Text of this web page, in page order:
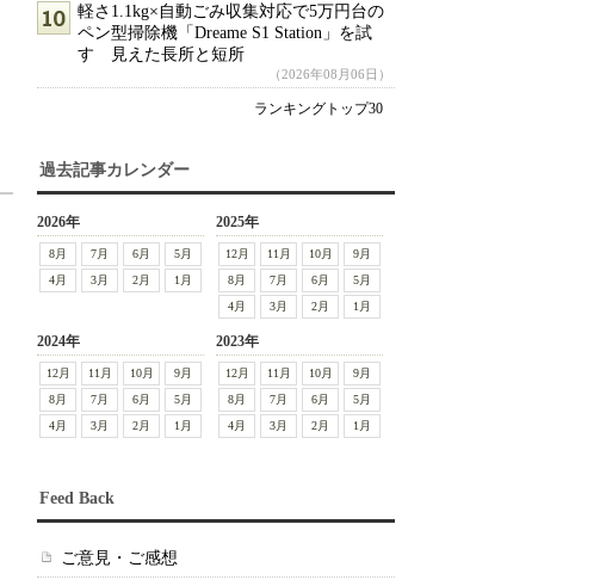
軽さ1.1kg×自動ごみ収集対応で5万円台の
ペン型掃除機「Dreame S1 Station」を試
す 見えた長所と短所
（2026年08月06日）
ランキングトップ30
過去記事カレンダー
2026年
8月 7月 6月
5月
4月
3月 2月 1月
2025年
12月 11月 10月
9月
8月
7月 6月
5月
4月
3月 2月 1月
2024年
12月 11月 10月
9月
8月
7月 6月
5月
4月
3月 2月 1月
2023年
12月 11月 10月
9月
8月
7月 6月
5月
4月
3月 2月 1月
Feed Back
ご意見・ご感想